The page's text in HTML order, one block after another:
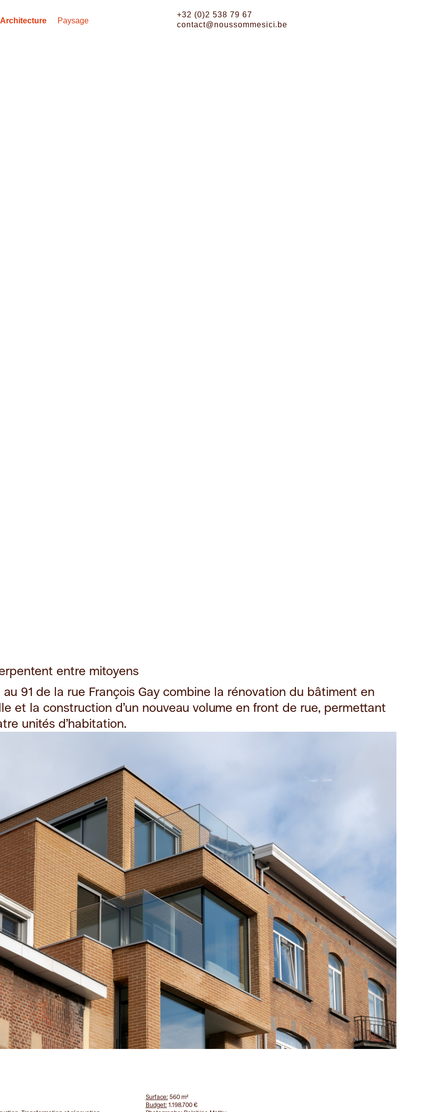
Architecture Paysage
+32 (0)2 538 79 67
contact@noussommesici.be
entre mitoyens
91 de la rue François Gay combine la rénovation du bâtiment en
et la construction d’un nouveau volume en front de rue, permettant
unités d’habitation.
Surface: 560 m²
Budget: 1.198.700 €